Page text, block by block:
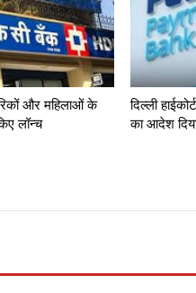
और महिलाओं के
लॉन्च
दिल्ली
का आदेश